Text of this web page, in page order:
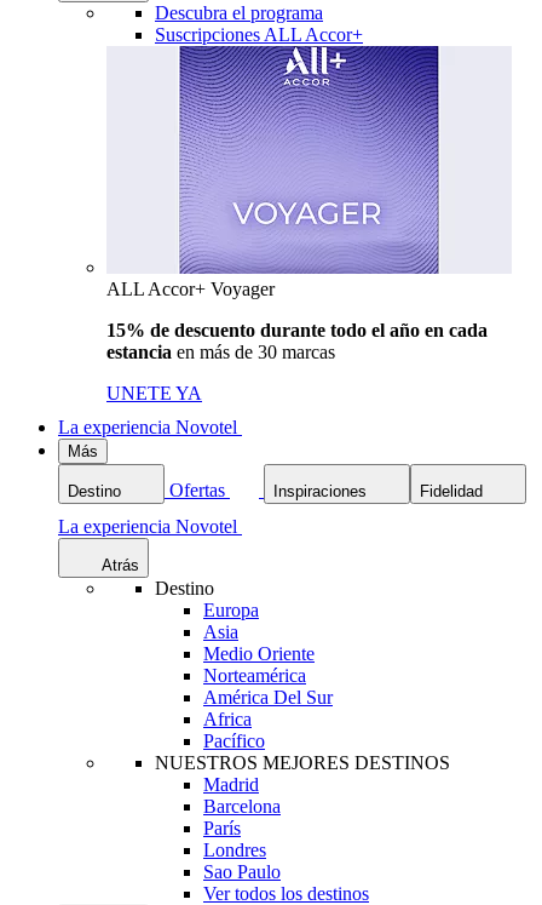
Descubra el programa
Suscripciones ALL Accor+
ALL Accor+ Voyager
15% de descuento durante todo el año en cada
estancia en más de 30 marcas
UNETE YA
La experiencia Novotel
Más
Destino Ofertas Inspiraciones Fidelidad
La experiencia Novotel
Atrás
Destino
Europa
Asia
Medio Oriente
Norteamérica
América Del Sur
Africa
Pacífico
NUESTROS MEJORES DESTINOS
Madrid
Barcelona
París
Londres
Sao Paulo
Ver todos los destinos